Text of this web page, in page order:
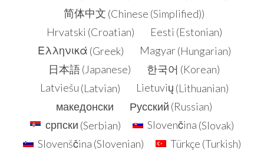
简体中文 (Chinese (Simplified))
Hrvatski (Croatian) Eesti (Estonian)
Ελληνικά (Greek) Magyar(Hungarian)
日本語(Japanese) 한국어 (Korean)
Latviešu (Latvian) Lietuvių (Lithuanian)
македонски
Русский (Russian)
српски (Serbian) Slovenčina (Slovak)
Slovenščina (Slovenian) Türkçe (Turkish)